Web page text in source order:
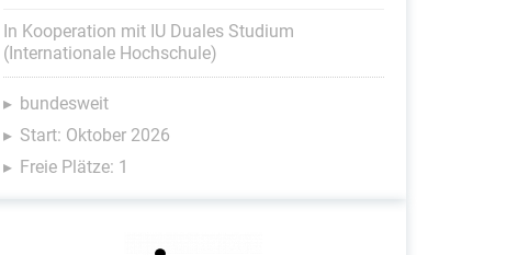
In Kooperation mit IU Duales Studium
(Internationale Hochschule)
bundesweit
Start: Oktober 2026
Freie Plätze: 1